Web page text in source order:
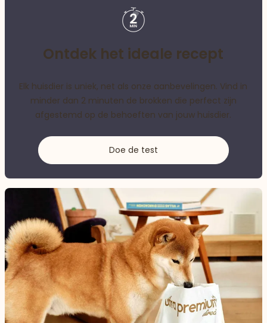
Ontdek het ideale recept
Elk huisdier is uniek, net als onze aanbevelingen. Vind in
minder dan 2 minuten de brokken die perfect zijn
afgestemd op de behoeften van jouw huisdier.
Doe de test